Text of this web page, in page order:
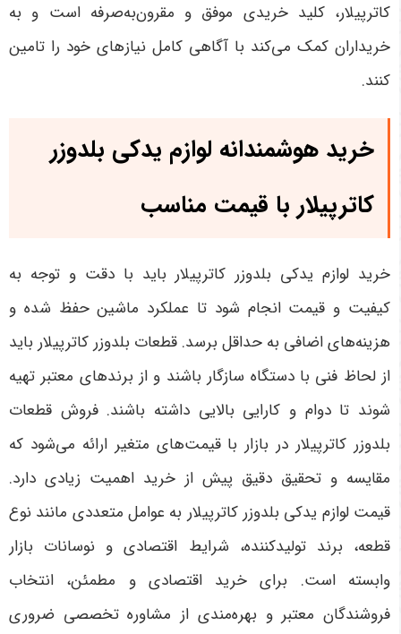
کاترپیلار، کلید خریدی موفق و مقرون‌به‌صرفه است و به
خریداران کمک می‌کند با آگاهی کامل نیازهای خود را تامین
کنند.
خرید هوشمندانه لوازم یدکی بلدوزر
کاترپیلار با قیمت مناسب
خرید لوازم یدکی بلدوزر کاترپیلار باید با دقت و توجه به
کیفیت و قیمت انجام شود تا عملکرد ماشین حفظ شده و
هزینه‌های اضافی به حداقل برسد. قطعات بلدوزر کاترپیلار باید
از لحاظ فنی با دستگاه سازگار باشند و از برندهای معتبر تهیه
شوند تا دوام و کارایی بالایی داشته باشند. فروش قطعات
بلدوزر کاترپیلار در بازار با قیمت‌های متغیر ارائه می‌شود که
مقایسه و تحقیق دقیق پیش از خرید اهمیت زیادی دارد.
قیمت لوازم یدکی بلدوزر کاترپیلار به عوامل متعددی مانند نوع
قطعه، برند تولیدکننده، شرایط اقتصادی و نوسانات بازار
وابسته است. برای خرید اقتصادی و مطمئن، انتخاب
فروشندگان معتبر و بهره‌مندی از مشاوره تخصصی ضروری